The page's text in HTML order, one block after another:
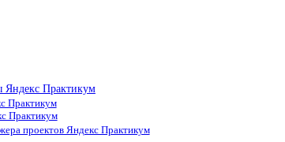
Яндекс Практикум
Практикум
Практикум
проектов Яндекс Практикум